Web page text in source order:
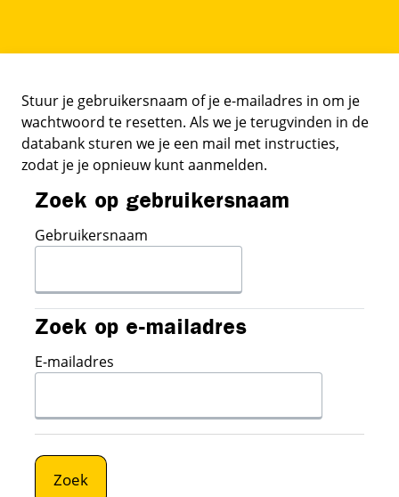
Stuur je gebruikersnaam of je e-mailadres in om je
wachtwoord te resetten. Als we je terugvinden in de
databank sturen we je een mail met instructies,
zodat je je opnieuw kunt aanmelden.
Zoek op gebruikersnaam
Zoek op gebruikersnaam
Gebruikersnaam
Zoek op e-mailadres
Zoek op e-mailadres
E-mailadres